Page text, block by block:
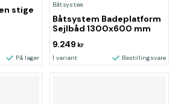
stige
På lager
Båtsystem
Båtsystem Badeplatform
Sejlbåd 1300x600 mm
9.249 kr
1 variant Bestillingsvare